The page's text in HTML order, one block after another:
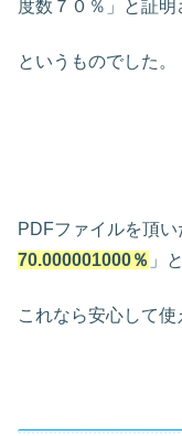
度数７０％」と証明
というものでした。
PDFファイルを頂い
70.000001000％ 」
これなら安心して使